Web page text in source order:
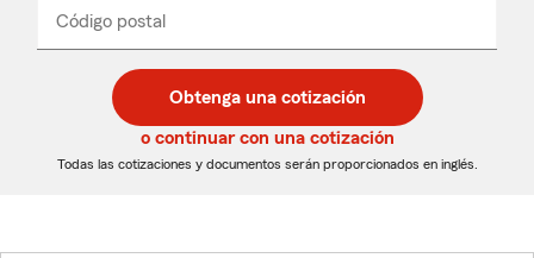
desplegable
Código postal
de
5
dígitos
de
5
dígitos
_____
Obtenga una cotización
o continuar con una cotización
Todas las cotizaciones y documentos serán proporcionados en inglés.